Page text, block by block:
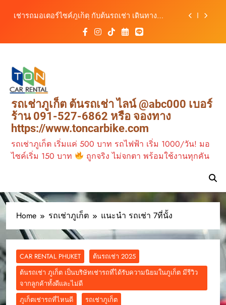
เช่ารถมอเตอร์ไซค์ภูเก็ต กับต้นรถเช่า เดินทาง
ต้นรถเช่า ครบทุกฟังก์ชันการใช้งาน ครบทุกประเภท
รถ ตอบโจทย์ทุกการเดินทางในภูเก็ต
สิงหาคม–ตุลาคม 2569
ต้นรถเช่าภูเก็ต บริการรถเช่าครบวงจร ราคาคุ้มค่า
เดินทางสะดวกทุกเส้นทาง
เช่ารถมอเตอร์ไซค์ภูเก็ต กับต้นรถเช่า เดินทาง
สะดวก ราคาประหยัด เริ่มต้นเพียง 150 บาท/วัน
ต้นรถเช่า ครบทุกฟังก์ชันการใช้งาน ครบทุกประเภท
รถ ตอบโจทย์ทุกการเดินทางในภูเก็ต
รถเช่าภูเก็ต ต้นรถเช่า ไลน์ @abc000 เบอร์
ร้าน 091-527-6862 หรือ จองทาง
https://www.toncarbike.com
รถเช่าภูเก็ต เริ่มแค่ 500 บาท รถไฟฟ้า เริ่ม 1000/วัน! มอ
ไซค์เริ่ม 150 บาท
ถูกจริง ไม่จกตา พร้อมใช้งานทุกคัน
Home รถเช่าภูเก็ต แนะนำ รถเช่า 7ที่นั้ง
CAR RENTAL PHUKET
ต้นรถเช่า 2025
ต้นรถเช่า ภูเก็ต เป็นบริษัทเช่ารถที่ได้รับความนิยมในภูเก็ต มีรีวิว
จากลูกค้าทั้งดีและไม่ดี
ภูเก็ตเช่ารถที่ไหนดี
รถเช่าภูเก็ต